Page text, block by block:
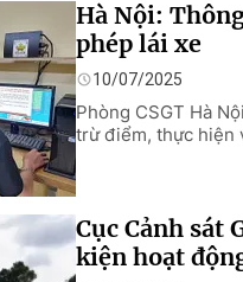
Hà Nội:
phép lái xe
10/07/2025
Phòng CSGT Hà
trừ điểm, thực hiện
Cục Cảnh sát
kiện hoạt